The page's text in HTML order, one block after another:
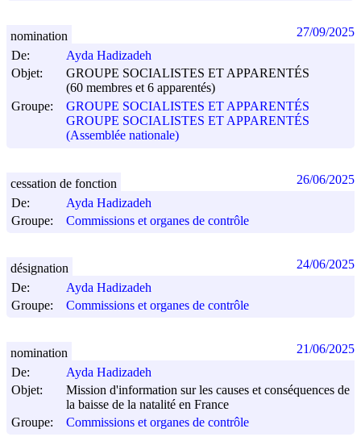
De:
Ayda Hadizadeh
Objet:
GROUPE SOCIALISTES ET APPARENTÉS
(60 membres et 6 apparentés)
Groupe:
GROUPE SOCIALISTES ET APPARENTÉS
GROUPE SOCIALISTES ET APPARENTÉS
(Assemblée nationale)
nomination 27/09/2025
De:
Ayda Hadizadeh
Groupe:
Commissions et organes de contrôle
cessation de fonction 26/06/2025
De:
Ayda Hadizadeh
Groupe:
Commissions et organes de contrôle
désignation 24/06/2025
De:
Ayda Hadizadeh
Objet:
Mission d'information sur les causes et conséquences de
la baisse de la natalité en France
Groupe:
Commissions et organes de contrôle
nomination 21/06/2025